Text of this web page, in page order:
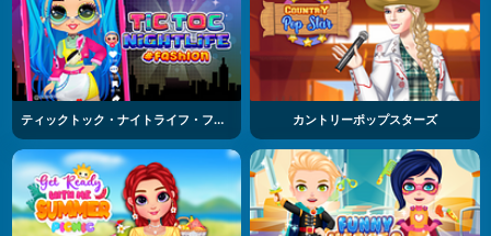
ティックトック・ナイトライフ・ファッション カントリーポップスターズ